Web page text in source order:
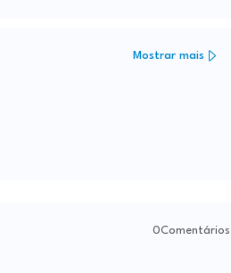
Mostrar mais
0Comentários